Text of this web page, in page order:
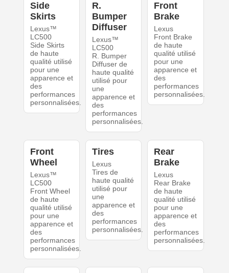
Side
Skirts
Lexus™
LC500
Side Skirts
de haute
qualité utilisé
pour une
apparence et
des
performances
personnalisées.
R.
Bumper
Diffuser
Lexus™
LC500
R. Bumper
Diffuser de
haute qualité
utilisé pour
une
apparence et
des
performances
personnalisées.
Front
Brake
Lexus
Front Brake
de haute
qualité utilisé
pour une
apparence et
des
performances
personnalisées.
Front
Wheel
Lexus™
LC500
Front Wheel
de haute
qualité utilisé
pour une
apparence et
des
performances
personnalisées.
Tires
Lexus
Tires de
haute qualité
utilisé pour
une
apparence et
des
performances
personnalisées.
Rear
Brake
Lexus
Rear Brake
de haute
qualité utilisé
pour une
apparence et
des
performances
personnalisées.